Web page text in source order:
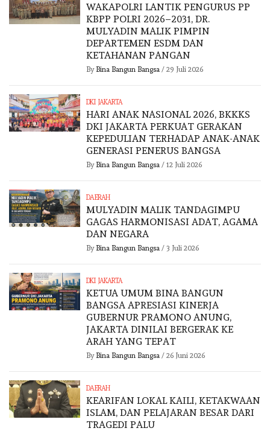
WAKAPOLRI LANTIK PENGURUS PP
KBPP POLRI 2026–2031, DR.
MULYADIN MALIK PIMPIN
DEPARTEMEN ESDM DAN
KETAHANAN PANGAN
By Bina Bangun Bangsa / 29 Juli 2026
DKI JAKARTA
HARI ANAK NASIONAL 2026, BKKKS
DKI JAKARTA PERKUAT GERAKAN
KEPEDULIAN TERHADAP ANAK-ANAK
GENERASI PENERUS BANGSA
By Bina Bangun Bangsa / 12 Juli 2026
DAERAH
MULYADIN MALIK TANDAGIMPU
GAGAS HARMONISASI ADAT, AGAMA
DAN NEGARA
By Bina Bangun Bangsa / 3 Juli 2026
DKI JAKARTA
KETUA UMUM BINA BANGUN
BANGSA APRESIASI KINERJA
GUBERNUR PRAMONO ANUNG,
JAKARTA DINILAI BERGERAK KE
ARAH YANG TEPAT
By Bina Bangun Bangsa / 26 Juni 2026
DAERAH
KEARIFAN LOKAL KAILI, KETAKWAAN
ISLAM, DAN PELAJARAN BESAR DARI
TRAGEDI PALU